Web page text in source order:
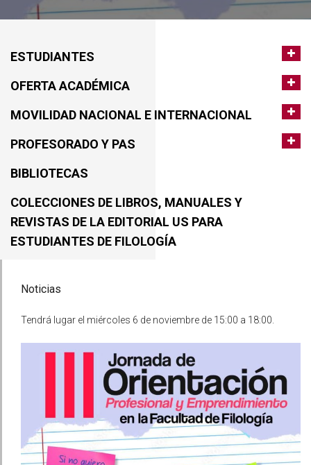
ESTUDIANTES
OFERTA ACADÉMICA
MOVILIDAD NACIONAL E INTERNACIONAL
PROFESORADO Y PAS
BIBLIOTECAS
COLECCIONES DE LIBROS, MANUALES Y
REVISTAS DE LA EDITORIAL US PARA
ESTUDIANTES DE FILOLOGÍA
Noticias
Tendrá lugar el miércoles 6 de noviembre de 15:00 a 18:00.